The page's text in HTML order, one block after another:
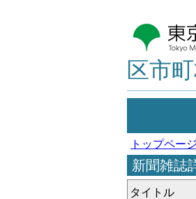
区市
トップページ
新聞雑誌
タイトル